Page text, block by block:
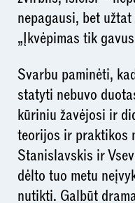
nepagausi, bet
„Įkvėpimas tik
Svarbu paminėti,
statyti nebuvo
kūriniu žavėjosi ir
teorijos ir praktikos
Stanislavskis ir
dėlto tuo metu
nutikti. Galbūt